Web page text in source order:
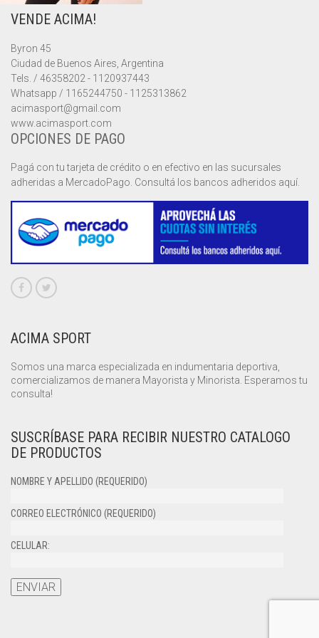
PANTALONES
REMERAS
MANGA CORTA
SIN MANGAS
SHORTS
SHORT DEPORTIVO
SHORT POLLERA
PANTALONES
REMERAS
SHORTS
CHALECOS
MUSCULOSAS
PANTALONES
SHORTS
VENDE ACIMA!
Byron 45
Ciudad de Buenos Aires, Argentina
Tels. / 46358202 - 1120937443
Whatsapp / 1165244750 - 1125313862
acimasport@gmail.com
www.acimasport.com
OPCIONES DE PAGO
Pagá con tu tarjeta de crédito o en efectivo en las sucursales
adheridas a MercadoPago. Consultá los bancos adheridos aquí.
ACIMA SPORT
Somos una marca especializada en indumentaria deportiva,
comercializamos de manera Mayorista y Minorista. Esperamos tu
consulta!
SUSCRÍBASE PARA RECIBIR NUESTRO CATALOGO
DE PRODUCTOS
NOMBRE Y APELLIDO (REQUERIDO)
CORREO ELECTRÓNICO (REQUERIDO)
CELULAR: